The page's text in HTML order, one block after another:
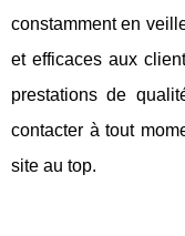
constamment en
et efficaces aux
prestations de
contacter à tout
site au top.